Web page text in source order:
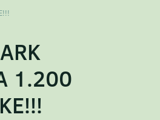
1.200